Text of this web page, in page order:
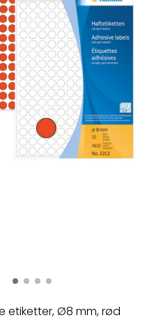
etiketter, Ø8 mm, rød